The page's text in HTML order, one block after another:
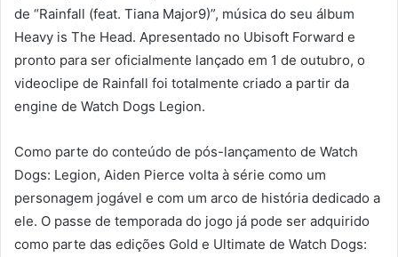
de “Rainfall (feat. Tiana Major9)”, música do seu álbum
Heavy is The Head. Apresentado no Ubisoft Forward e
pronto para ser oficialmente lançado em 1 de outubro, o
videoclipe de Rainfall foi totalmente criado a partir da
engine de Watch Dogs Legion.
Como parte do conteúdo de pós-lançamento de Watch
Dogs: Legion, Aiden Pierce volta à série como um
personagem jogável e com um arco de história dedicado a
ele. O passe de temporada do jogo já pode ser adquirido
como parte das edições Gold e Ultimate de Watch Dogs: